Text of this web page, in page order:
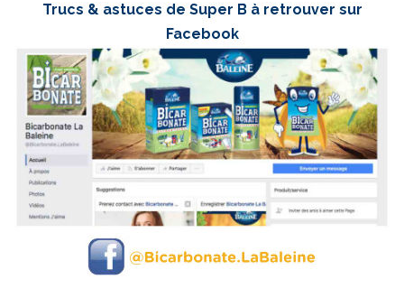
Trucs & astuces de Super B à retrouver sur
Facebook